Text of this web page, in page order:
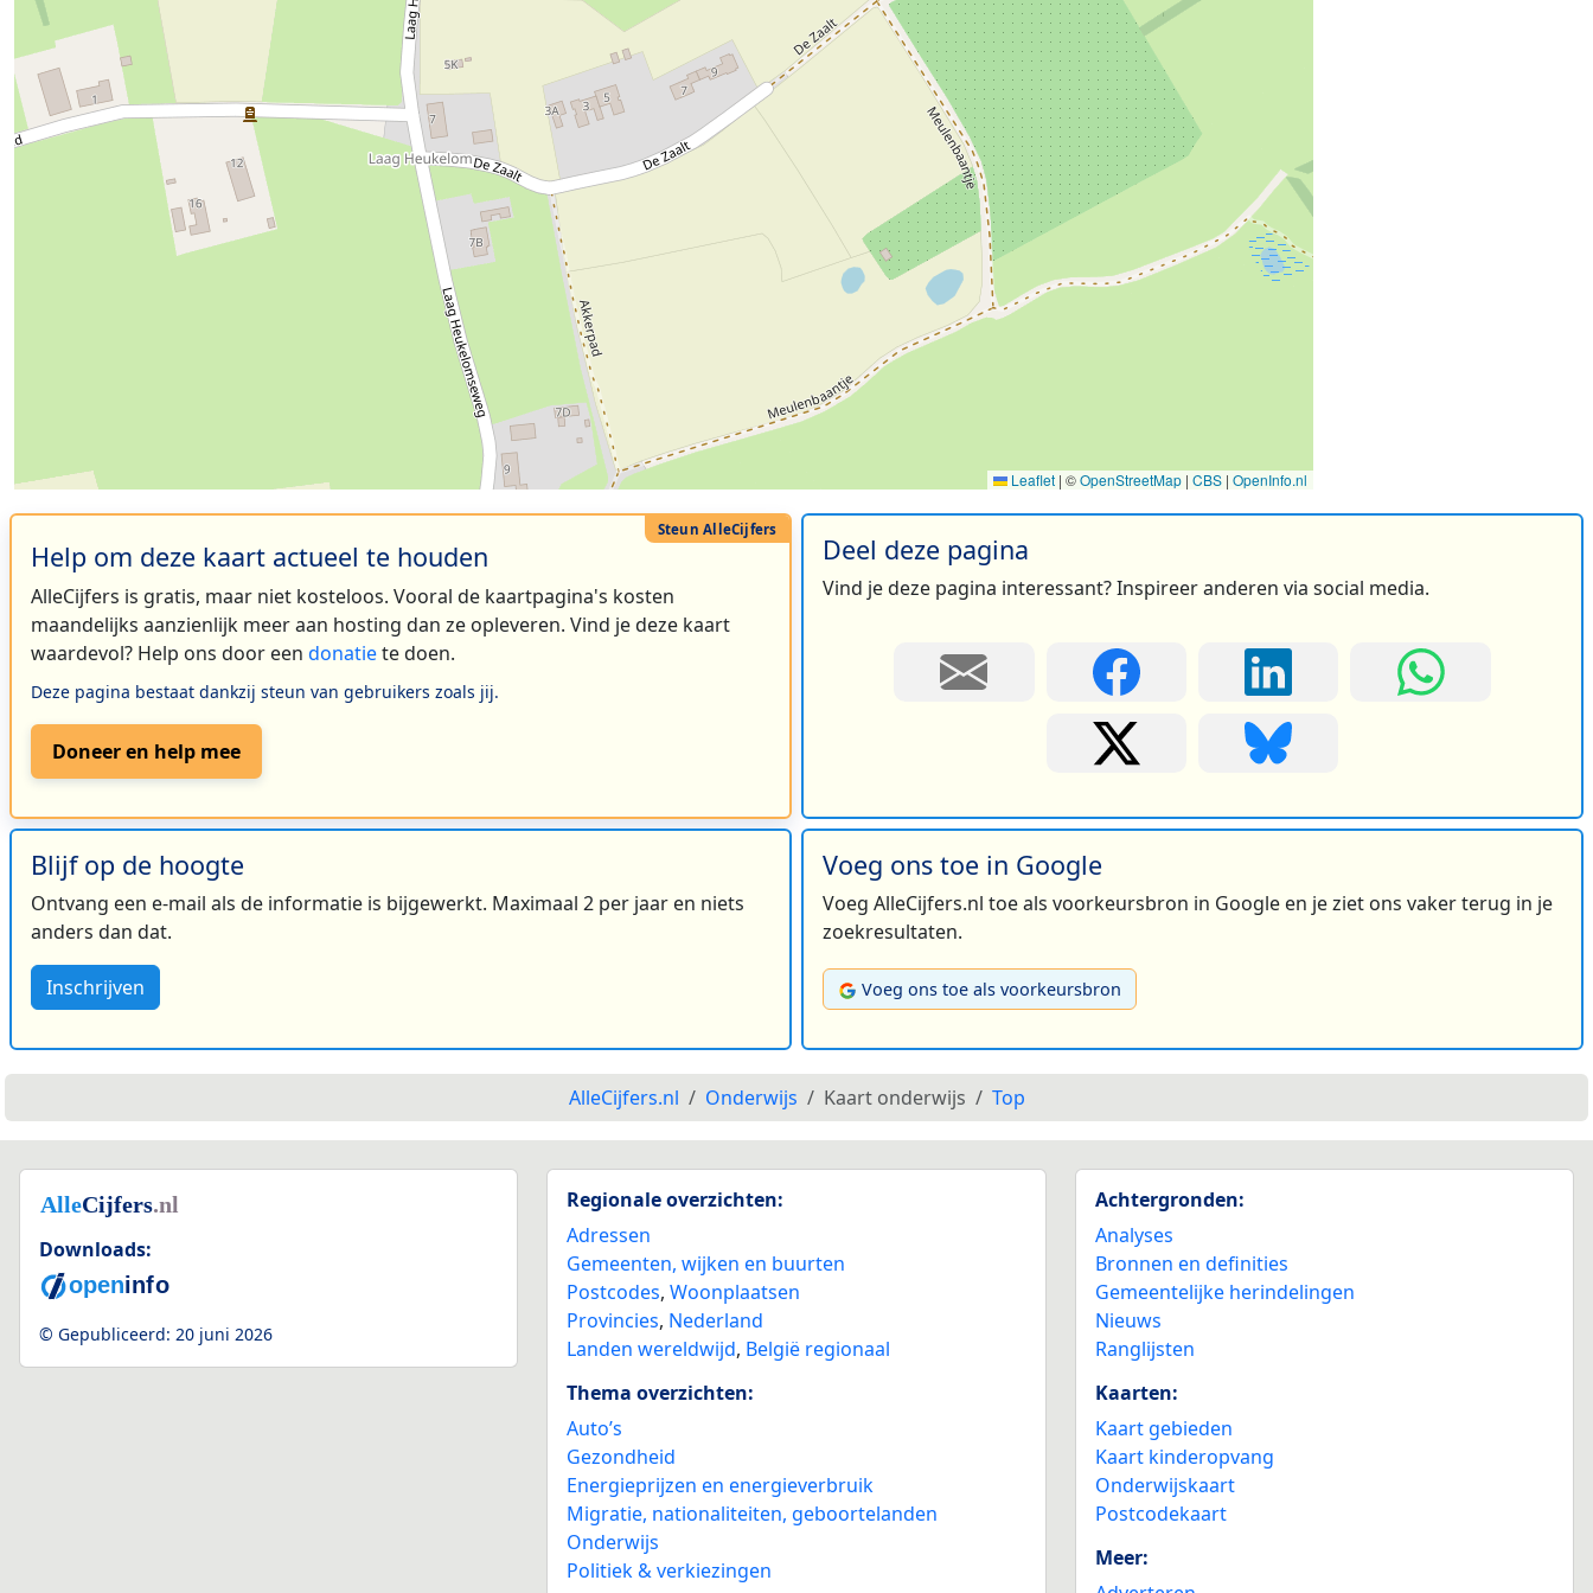
Leaflet | ©OpenStreetMap | CBS | OpenInfo.nl
Help om deze kaart actueel te houden
AlleCijfers is gratis, maar niet kosteloos. Vooral de kaartpagina's kosten
maandelijks aanzienlijk meer aan hosting dan ze opleveren. Vind je deze kaart
waardevol? Help ons door een donatiete doen.
Deze pagina bestaat dankzij steun van gebruikers zoals jij.
Doneer en help mee
Deel deze pagina
Vind je deze pagina interessant? Inspireer anderen via social media.
Blijf op de hoogte
Ontvang een e-mail als de informatie is bijgewerkt. Maximaal 2 per jaar en niets
anders dan dat.
Inschrijven
Voeg ons toe in Google
Voeg AlleCijfers.nl toe als voorkeursbron in Google en je ziet ons vaker terug in je
zoekresultaten.
Voeg ons toe als voorkeursbron
AlleCijfers.nl Onderwijs Kaart onderwijs Top
Downloads:
© Gepubliceerd: 20 juni 2026
Regionale overzichten:
Adressen
Gemeenten, wijken en buurten
Postcodes,Woonplaatsen
Provincies, Nederland
Landen wereldwijd, België regionaal
Thema overzichten:
Auto’s
Gezondheid
Energieprijzen en energieverbruik
Migratie, nationaliteiten, geboortelanden
Onderwijs
Politiek & verkiezingen
Achtergronden:
Analyses
Bronnen en definities
Gemeentelijke herindelingen
Nieuws
Ranglijsten
Kaarten:
Kaart gebieden
Kaart kinderopvang
Onderwijskaart
Postcodekaart
Meer: